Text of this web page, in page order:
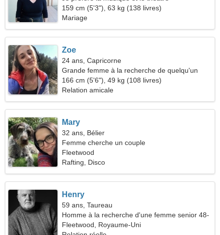
159 cm (5'3"), 63 kg (138 livres)
Mariage
Zoe
24 ans, Capricorne
Grande femme à la recherche de quelqu'un
comme vous
166 cm (5'6"), 49 kg (108 livres)
Relation amicale
Mary
32 ans, Bélier
Femme cherche un couple
Fleetwood
Rafting, Disco
Henry
59 ans, Taureau
Homme à la recherche d'une femme senior 48-
56
Fleetwood, Royaume-Uni